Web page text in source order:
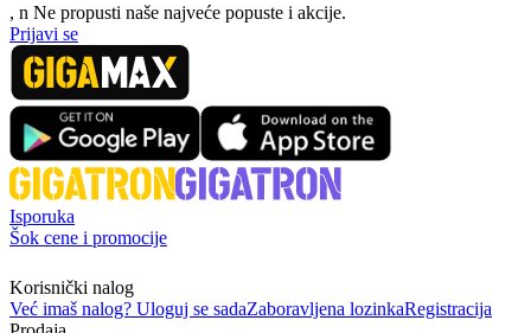
, n Ne propusti naše najveće popuste i akcije.
Prijavi se
Isporuka
Šok cene i promocije
Korisnički nalog
Već imaš nalog? Uloguj se sadaZaboravljena lozinkaRegistracija